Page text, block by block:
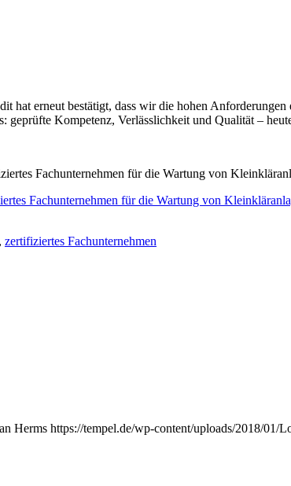
hat erneut bestätigt, dass wir die hohen Anforderungen
geprüfte Kompetenz, Verlässlichkeit und Qualität –
Fachunternehmen für die Wartung von
, zertifiziertes Fachunternehmen
Herms https://tempel.de/wp-content/uploads/2018/01/